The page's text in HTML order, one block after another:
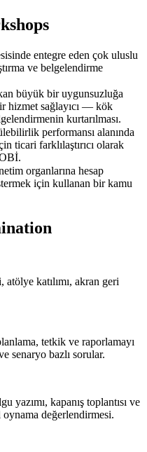
entegre eden çok uluslu
ve belgelendirme
büyük bir uygunsuzluğa
hizmet sağlayıcı — kök
kurtarılması.
performansı alanında
ticari farklılaştırıcı olarak
organlarına hesap
için kullanan bir kamu
katılımı, akran geri
tetkik ve raporlamayı
senaryo bazlı sorular.
yazımı, kapanış toplantısı ve
değerlendirmesi.